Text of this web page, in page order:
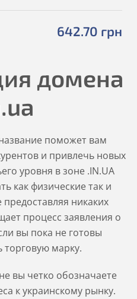
642.70 грн
домена
поможет вам
и привлечь новых
уровня в зоне .IN.UA
как физические так и
никаких
процесс заявления о
вы пока не готовы
торговую марку.
вы четко обозначаете
к украинскому рынку.